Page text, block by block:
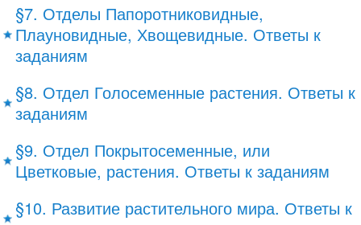
§7. Отделы Папоротниковидные,
Плауновидные, Хвощевидные. Ответы к
заданиям
§8. Отдел Голосеменные растения. Ответы к
заданиям
§9. Отдел Покрытосеменные, или
Цветковые, растения. Ответы к заданиям
§10. Развитие растительного мира. Ответы к